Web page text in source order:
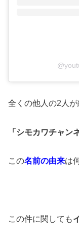
全くの他人の2人
「シモカワチャン
この名前の由来は
この件に関しても